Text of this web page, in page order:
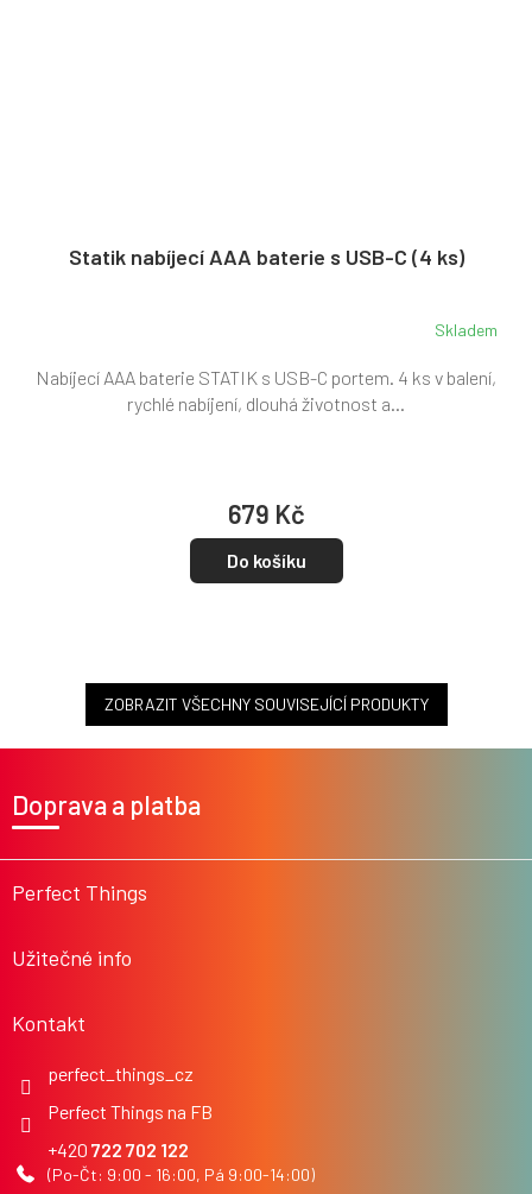
Statik nabíjecí AAA baterie s USB-C (4 ks)
Skladem
679 Kč
Do košíku
Nabíjecí AAA baterie STATIK s USB-C portem. 4 ks v balení,
rychlé nabíjení, dlouhá životnost a...
ZOBRAZIT VŠECHNY SOUVISEJÍCÍ PRODUKTY
t
Perfect Things
Užitečné info
Kontakt
722 702 122
Perfect Things na FB
perfect_things_cz
Doprava a platba